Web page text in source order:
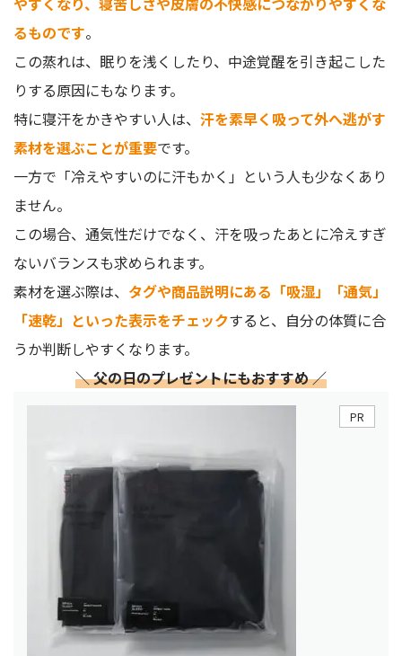
るものです。
この蒸れは、眠りを浅くしたり、中途覚醒を引き起こした
りする原因にもなります。
特に寝汗をかきやすい人は、 汗を素早く吸って外へ逃がす
素材を選ぶことが重要です。
一方で「冷えやすいのに汗もかく」という人も少なくあり
ません。
この場合、通気性だけでなく、汗を吸ったあとに冷えすぎ
ないバランスも求められます。
素材を選ぶ際は、 タグや商品説明にある「吸湿」「通気」
「速乾」といった表示をチェックすると、自分の体質に合
うか判断しやすくなります。
＼ 父の日のプレゼントにもおすすめ ／
PR